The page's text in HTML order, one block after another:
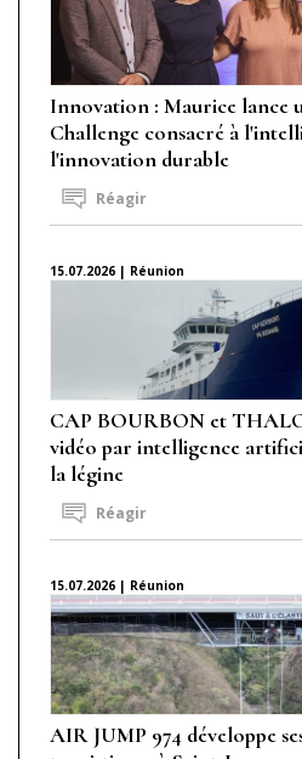
Innovation : Maurice lance
Challenge consacré à
l'innovation durable
Réagir
15.07.2026 | Réunion
CAP BOURBON et
vidéo par intelligence
la légine
Réagir
15.07.2026 | Réunion
AIR JUMP 974 développe